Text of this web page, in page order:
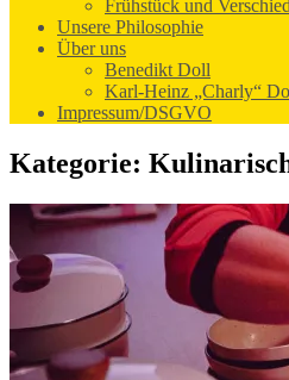
Frühstück und
Unsere Philosophie
Über uns
Benedikt Doll
Karl-Heinz „Charly“
Impressum/DSGVO
Kategorie: